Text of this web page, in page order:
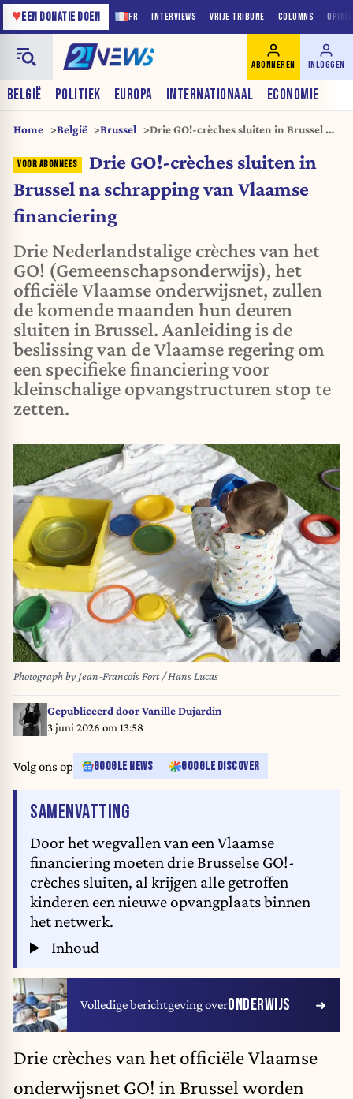
FR INTERVIEWS VRIJE TRIBUNE COLUMNS
♥EEN DONATIE DOEN
BELGIË POLITIEK EUROPA INTERNATIONAAL ECONOMIE
ABONNEREN INLOGGEN
Home België Brussel
Drie GO!-crèches sluiten in Brussel na
Drie GO!-crèches sluiten in
Brussel na schrapping van Vlaamse
financiering
Drie Nederlandstalige crèches van het
GO! (Gemeenschapsonderwijs), het
officiële Vlaamse onderwijsnet, zullen
de komende maanden hun deuren
sluiten in Brussel. Aanleiding is de
beslissing van de Vlaamse regering om
een specifieke financiering voor
kleinschalige opvangstructuren stop te
zetten.
Photograph by Jean-Francois Fort / Hans Lucas
Gepubliceerd doorVanille Dujardin
3 juni 2026 om 13:58
Volg ons op GOOGLE NEWS GOOGLE DISCOVER
SAMENVATTING
Door het wegvallen van een Vlaamse
financiering moeten drie Brusselse GO!-
crèches sluiten, al krijgen alle getroffen
kinderen een nieuwe opvangplaats binnen
het netwerk.
Inhoud
Volledige berichtgeving overONDERWIJS
Drie crèches van het officiële Vlaamse
onderwijsnet GO! in Brussel worden